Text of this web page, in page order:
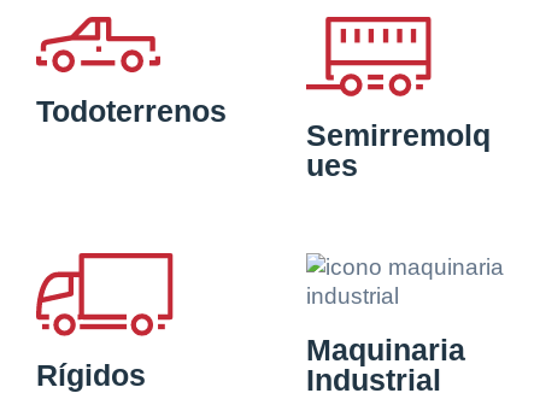
Todoterrenos
Semirremolq
ues
Rígidos
Maquinaria
Industrial